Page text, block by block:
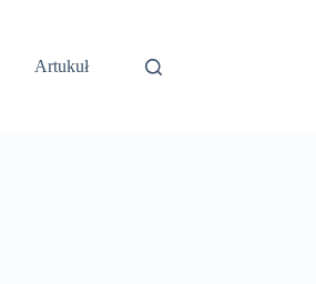
Artukuł